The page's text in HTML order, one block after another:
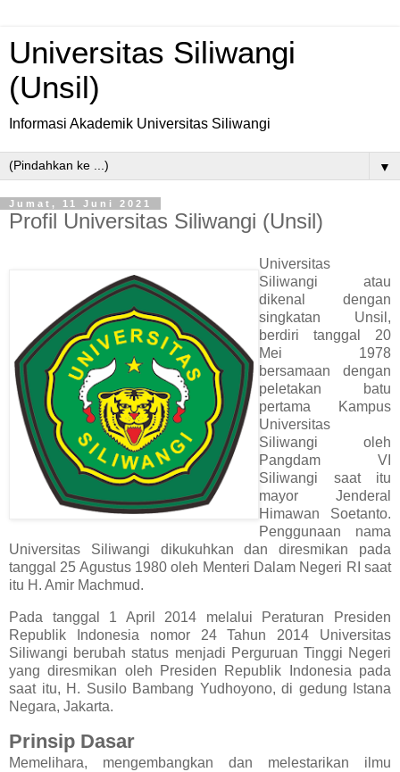
Universitas Siliwangi
(Unsil)
Informasi Akademik Universitas Siliwangi
▼
Jumat, 11 Juni 2021
Profil Universitas Siliwangi (Unsil)
Universitas
Siliwangi atau
dikenal dengan
singkatan Unsil,
berdiri tanggal 20
Mei 1978
bersamaan dengan
peletakan batu
pertama Kampus
Universitas
Siliwangi oleh
Pangdam VI
Siliwangi saat itu
mayor Jenderal
Himawan Soetanto.
Penggunaan nama
Universitas Siliwangi dikukuhkan dan diresmikan pada
tanggal 25 Agustus 1980 oleh Menteri Dalam Negeri RI saat
itu H. Amir Machmud.
Pada tanggal 1 April 2014 melalui Peraturan Presiden
Republik Indonesia nomor 24 Tahun 2014 Universitas
Siliwangi berubah status menjadi Perguruan Tinggi Negeri
yang diresmikan oleh Presiden Republik Indonesia pada
saat itu, H. Susilo Bambang Yudhoyono, di gedung Istana
Negara, Jakarta.
Prinsip Dasar
Memelihara, mengembangkan dan melestarikan ilmu